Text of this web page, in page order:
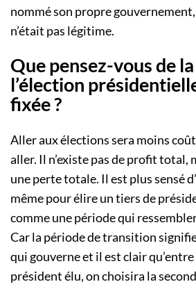
nommé son propre
n’était pas légitime.
Que pensez-vous de
l’élection
fixée ?
Aller aux élections sera moins
aller. Il n’existe pas de profit total,
une perte totale. Il est plus sensé
même pour élire un tiers de
comme une période qui
Car la période de transition signifie
qui gouverne et il est clair qu’entre
président élu, on choisira la